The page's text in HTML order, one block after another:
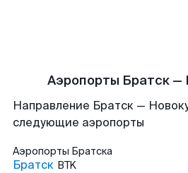
Аэропорты Братск —
Направление Братск —
следующие аэропорты
Аэропорты Братска
Братск BTK